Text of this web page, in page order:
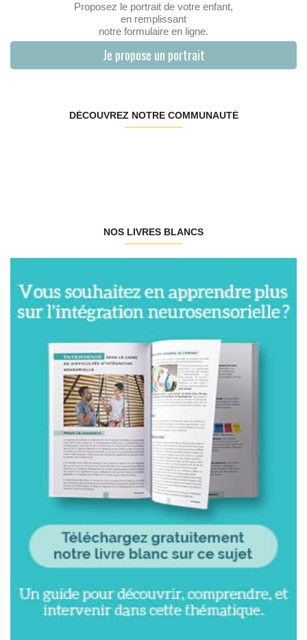
Proposez le portrait de votre enfant,
en remplissant
notre formulaire en ligne.
Je propose un portrait
DÉCOUVREZ NOTRE COMMUNAUTÉ
NOS LIVRES BLANCS